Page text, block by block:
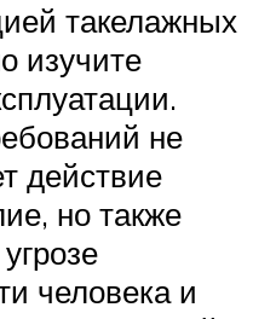
такелажных
изучите
не
действие
но также
человека и